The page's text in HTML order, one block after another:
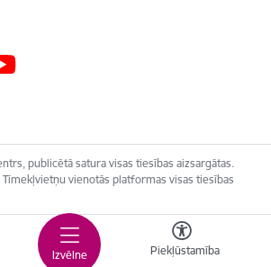
Izvēlne Piekļūstamība
publicētā satura visas tiesības aizsargātas.
vienotās platformas visas tiesības